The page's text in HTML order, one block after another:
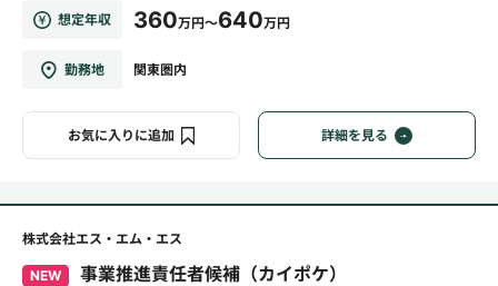
想定年収 360万円～640万円
勤務地 関東圏内
お気に入りに追加 詳細を見る
株式会社エス・エム・エス
NEW 事業推進責任者候補（カイポケ）